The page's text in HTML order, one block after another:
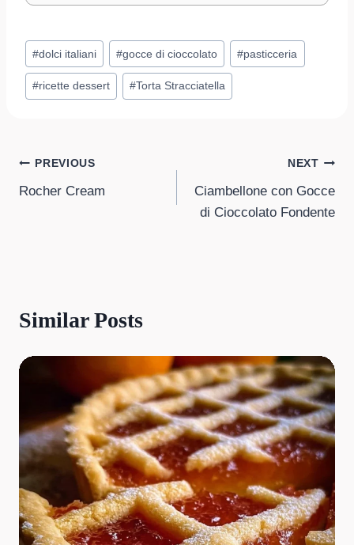
Post
Tags:
#dolci italiani #gocce di cioccolato #pasticceria
#ricette dessert #Torta Stracciatella
Post
navigation
PREVIOUS
Rocher Cream
NEXT
Ciambellone con Gocce
di Cioccolato Fondente
Similar Posts